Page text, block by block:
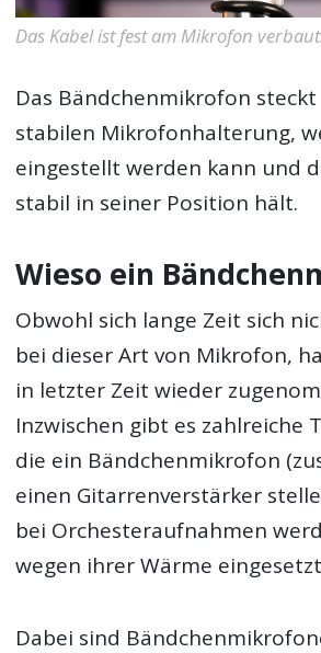
Das Kabel ist fest am Mikrofon verbaut.
Das Bändchenmikrofon
stabilen Mikrofonhalterung,
eingestellt werden kann und
stabil in seiner Position hält.
Wieso ein
Obwohl sich lange Zeit sich
bei dieser Art von Mikrofon,
in letzter Zeit wieder
Inzwischen gibt es zahlreiche
die ein Bändchenmikrofon
einen Gitarrenverstärker
bei Orchesteraufnahmen
wegen ihrer Wärme
Dabei sind